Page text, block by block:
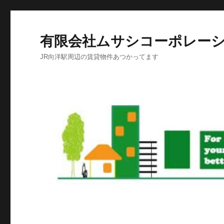
有限会社ムサシコーポレー
JR向洋駅周辺の賃貸物件あつかってます